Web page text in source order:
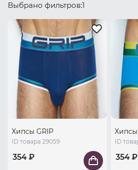
Выбрано фильтров:1
Хипсы GRIP
ID товара 29059
354 ₽
Хипсы
ID
354 ₽